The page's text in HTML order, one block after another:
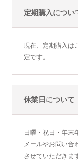
定期購入につい
現在、定期購入は
定です。
休業日について
日曜・祝日・年末
メールやお問い合
させていただきま